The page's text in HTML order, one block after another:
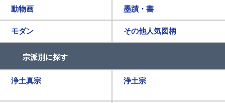
動物画 墨蹟・書
モダン その他人気図柄
宗派別に探す
浄土真宗 浄土宗